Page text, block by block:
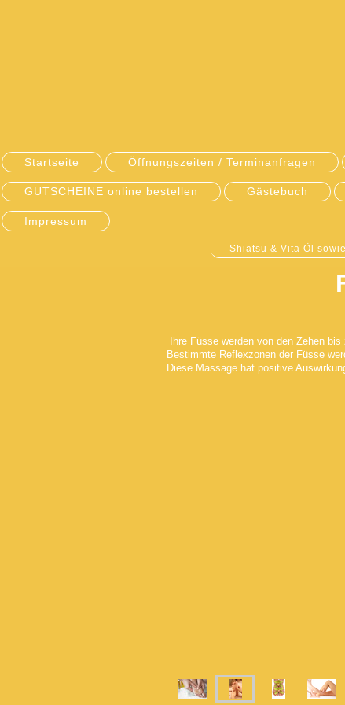
Startseite Öffnungszeiten / Terminanfragen
GUTSCHEINE online bestellen Gästebuch
Impressum
Shiatsu & Vita Öl
Ihre Füsse werden von den Zehen
Bestimmte Reflexzonen der Füsse
Diese Massage hat positive